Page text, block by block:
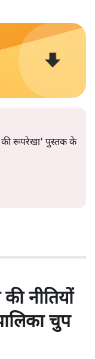
की रूपरेखा' पुस्तक के
नीतियों
चुप